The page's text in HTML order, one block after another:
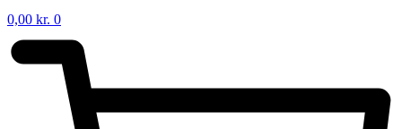
0,00 kr. 0